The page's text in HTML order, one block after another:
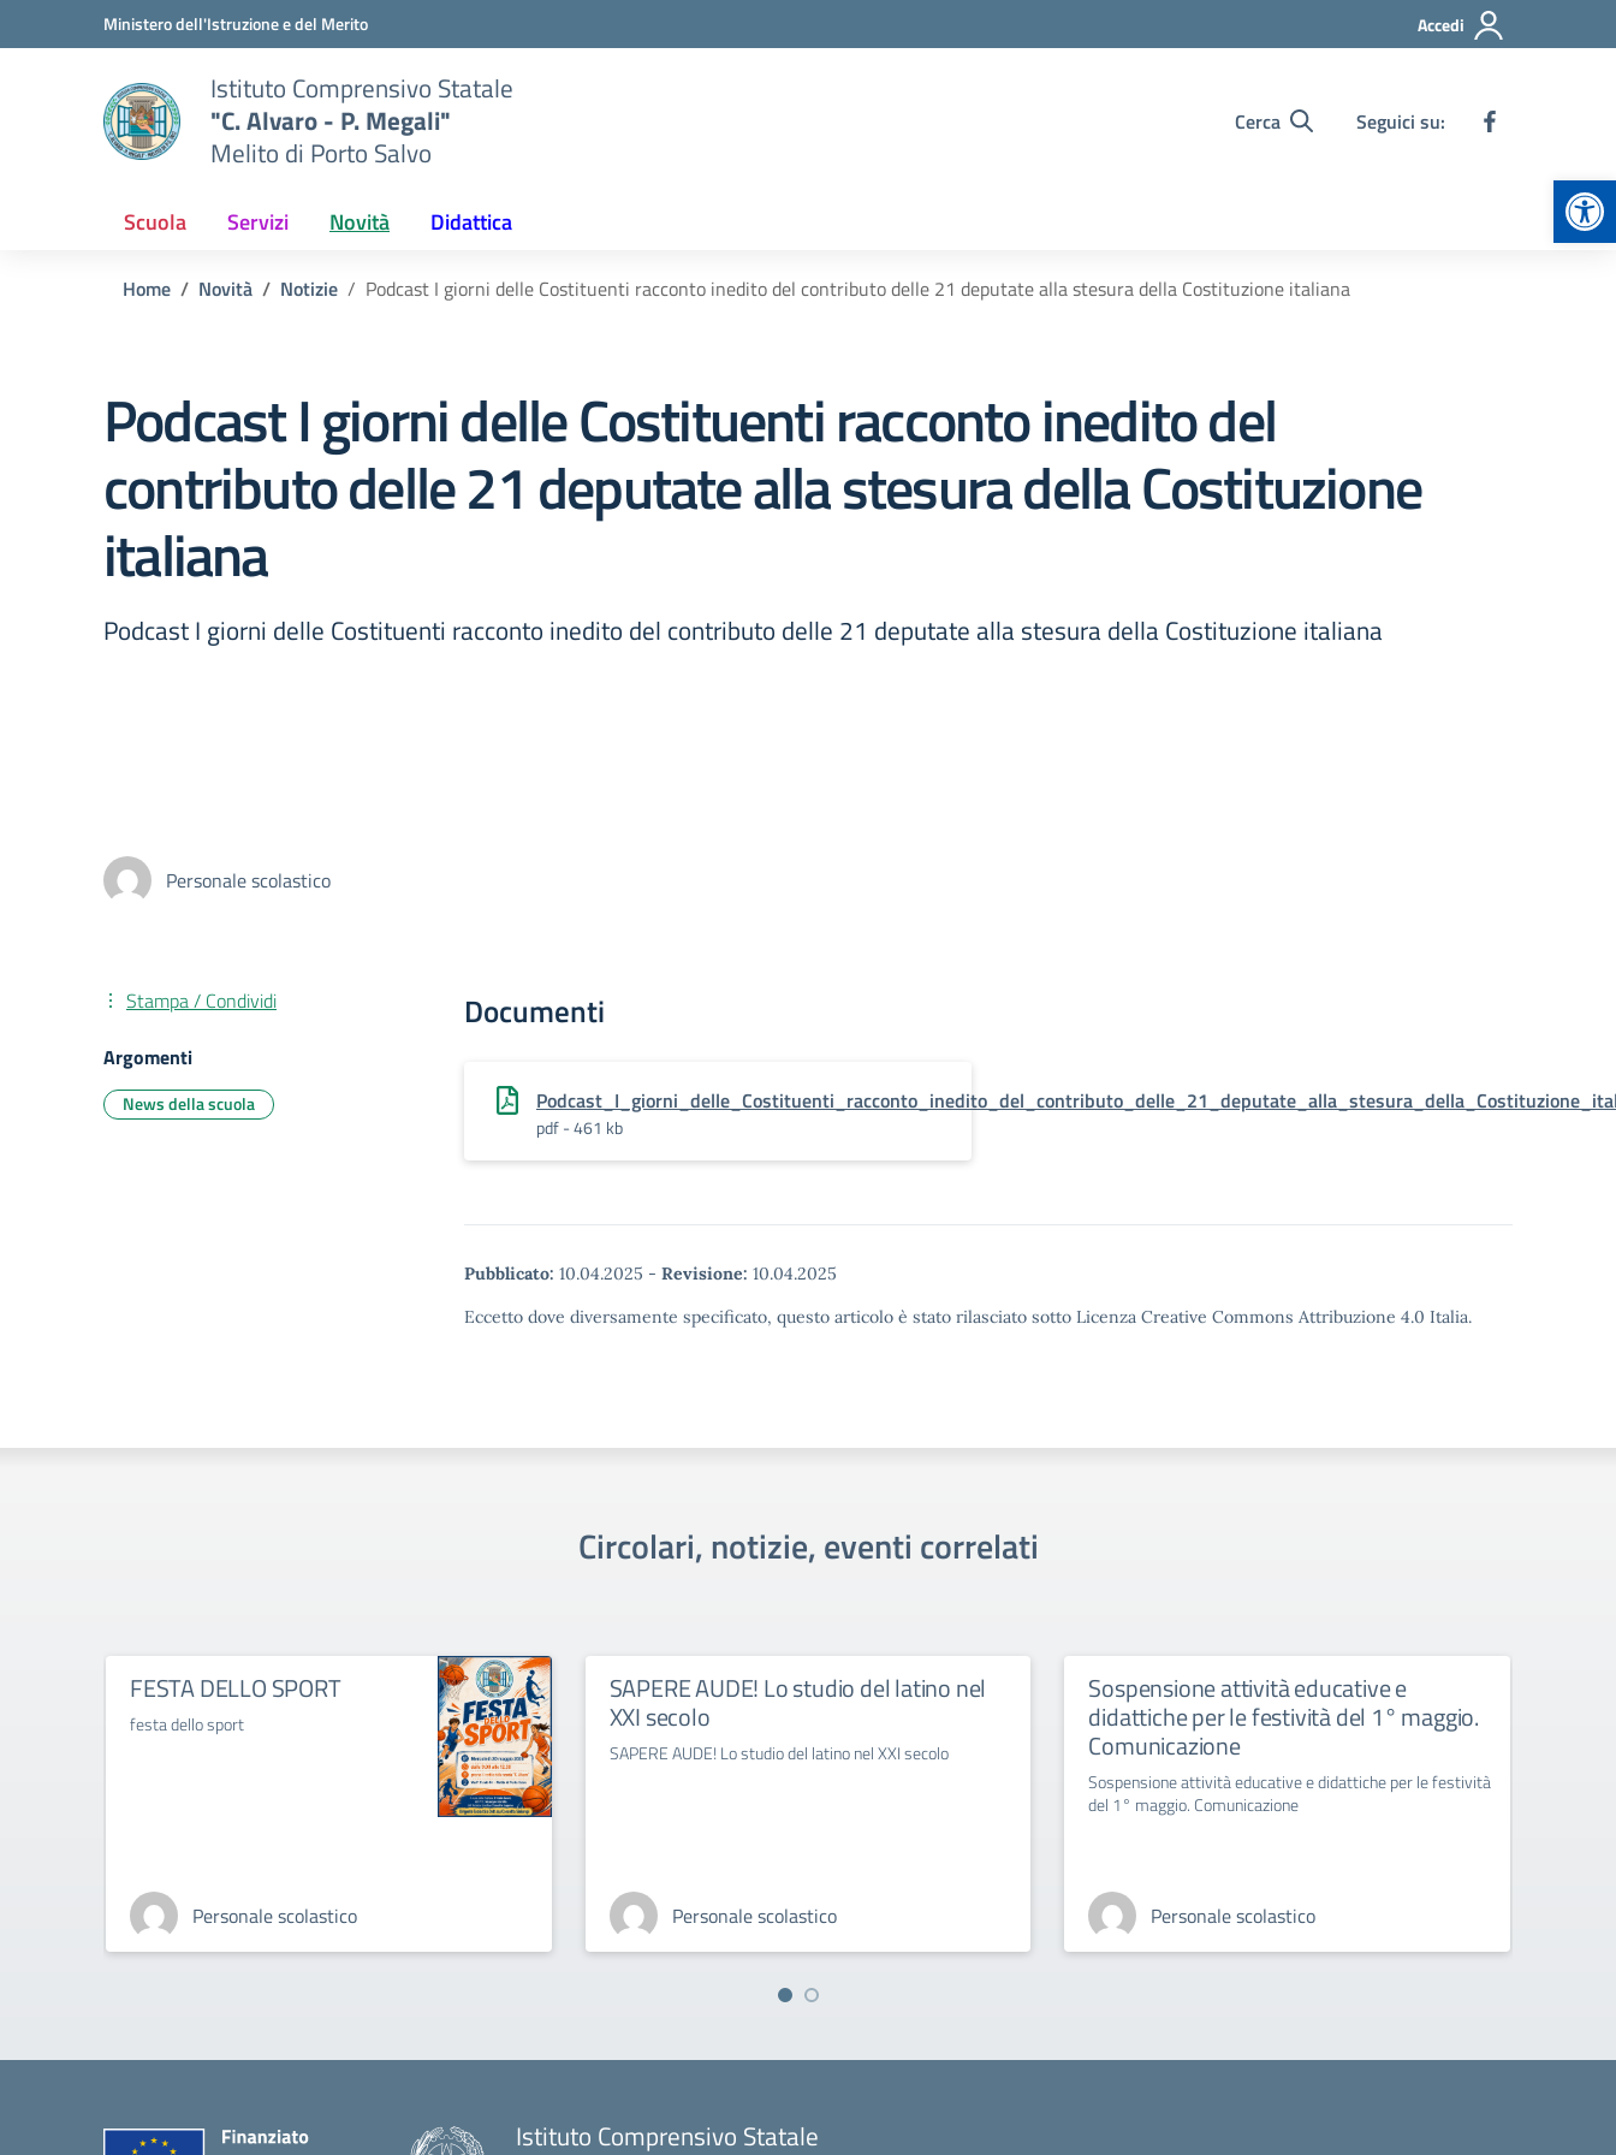
Vai ai contenuti
Vai al menu di navigazioneMinistero dell'Istruzione e del Merito Accedi
Istituto Comprensivo Statale
"C. Alvaro - P. Megali"
Melito di Porto Salvo
Cerca Seguici su:
Scuola Servizi Novità Didattica
Home Novità Notizie Podcast I giorni delle Costituenti racconto inedito del contributo delle 21 deputate alla stesura della Costituzione italiana
Podcast I giorni delle Costituenti racconto inedito del
contributo delle 21 deputate alla stesura della Costituzione
italiana
Podcast I giorni delle Costituenti racconto inedito del contributo delle 21 deputate alla stesura della Costituzione italiana
Personale scolastico
Documenti
pdf - 461 kb
Pubblicato: 10.04.2025 - Revisione: 10.04.2025
Eccetto dove diversamente specificato, questo articolo è stato rilasciato sotto Licenza Creative Commons Attribuzione 4.0 Italia.
Stampa / Condividi
Argomenti
News della scuola
Circolari, notizie, eventi correlati
FESTA DELLO SPORT
festa dello sport
Personale scolastico
SAPERE AUDE! Lo studio del latino nel
XXI secolo
SAPERE AUDE! Lo studio del latino nel XXI secolo
Personale scolastico
Sospensione attività educative e
didattiche per le festività del 1° maggio.
Comunicazione
Sospensione attività educative e didattiche per le festività
del 1° maggio. Comunicazione
Personale scolastico
Istituto Comprensivo Statale